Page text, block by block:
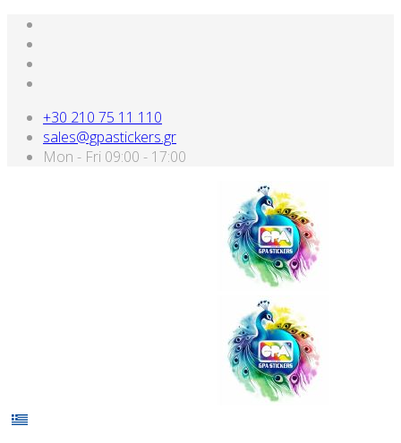
+30 210 75 11 110
sales@gpastickers.gr
Mon - Fri 09:00 - 17:00